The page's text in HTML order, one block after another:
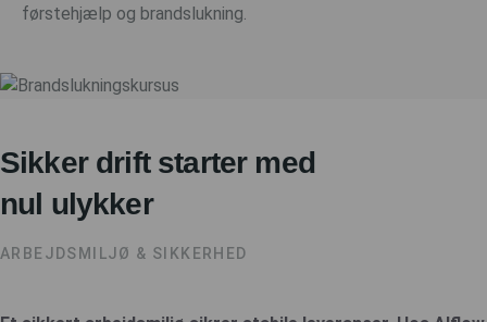
førstehjælp og brandslukning.
Sikker drift starter med
nul ulykker
ARBEJDSMILJØ & SIKKERHED